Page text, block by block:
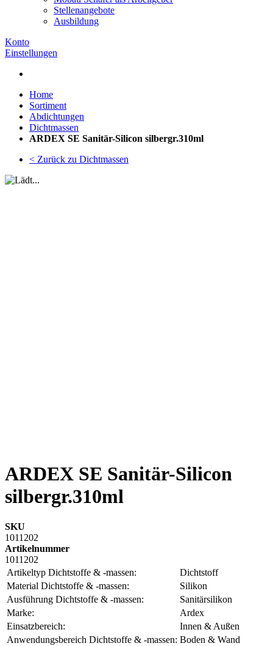
Stellenangebote
Ausbildung
Konto
Einstellungen
Home
Sortiment
Abdichtungen
Dichtmassen
ARDEX SE Sanitär-Silicon silbergr.310ml
< Zurück zu Dichtmassen
ARDEX SE Sanitär-Silicon
silbergr.310ml
SKU
1011202
Artikelnummer
1011202
Artikeltyp Dichtstoffe & -massen:
Dichtstoff
Material Dichtstoffe & -massen:
Silikon
Ausführung Dichtstoffe & -massen:
Sanitärsilikon
Marke:
Ardex
Einsatzbereich:
Innen & Außen
Anwendungsbereich Dichtstoffe & -massen: Boden & Wand